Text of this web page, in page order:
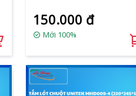
150.000 đ
Mới 100%